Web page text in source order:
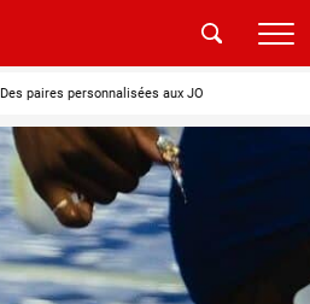
Des paires personnalisées aux JO